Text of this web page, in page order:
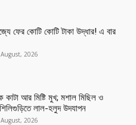
ফের কোটি কোটি টাকা উদ্ধার! এ বার
2026
আর মিষ্টি মুখ; মশাল মিছিল ও
লাল-হলুদ উদযাপন
2026